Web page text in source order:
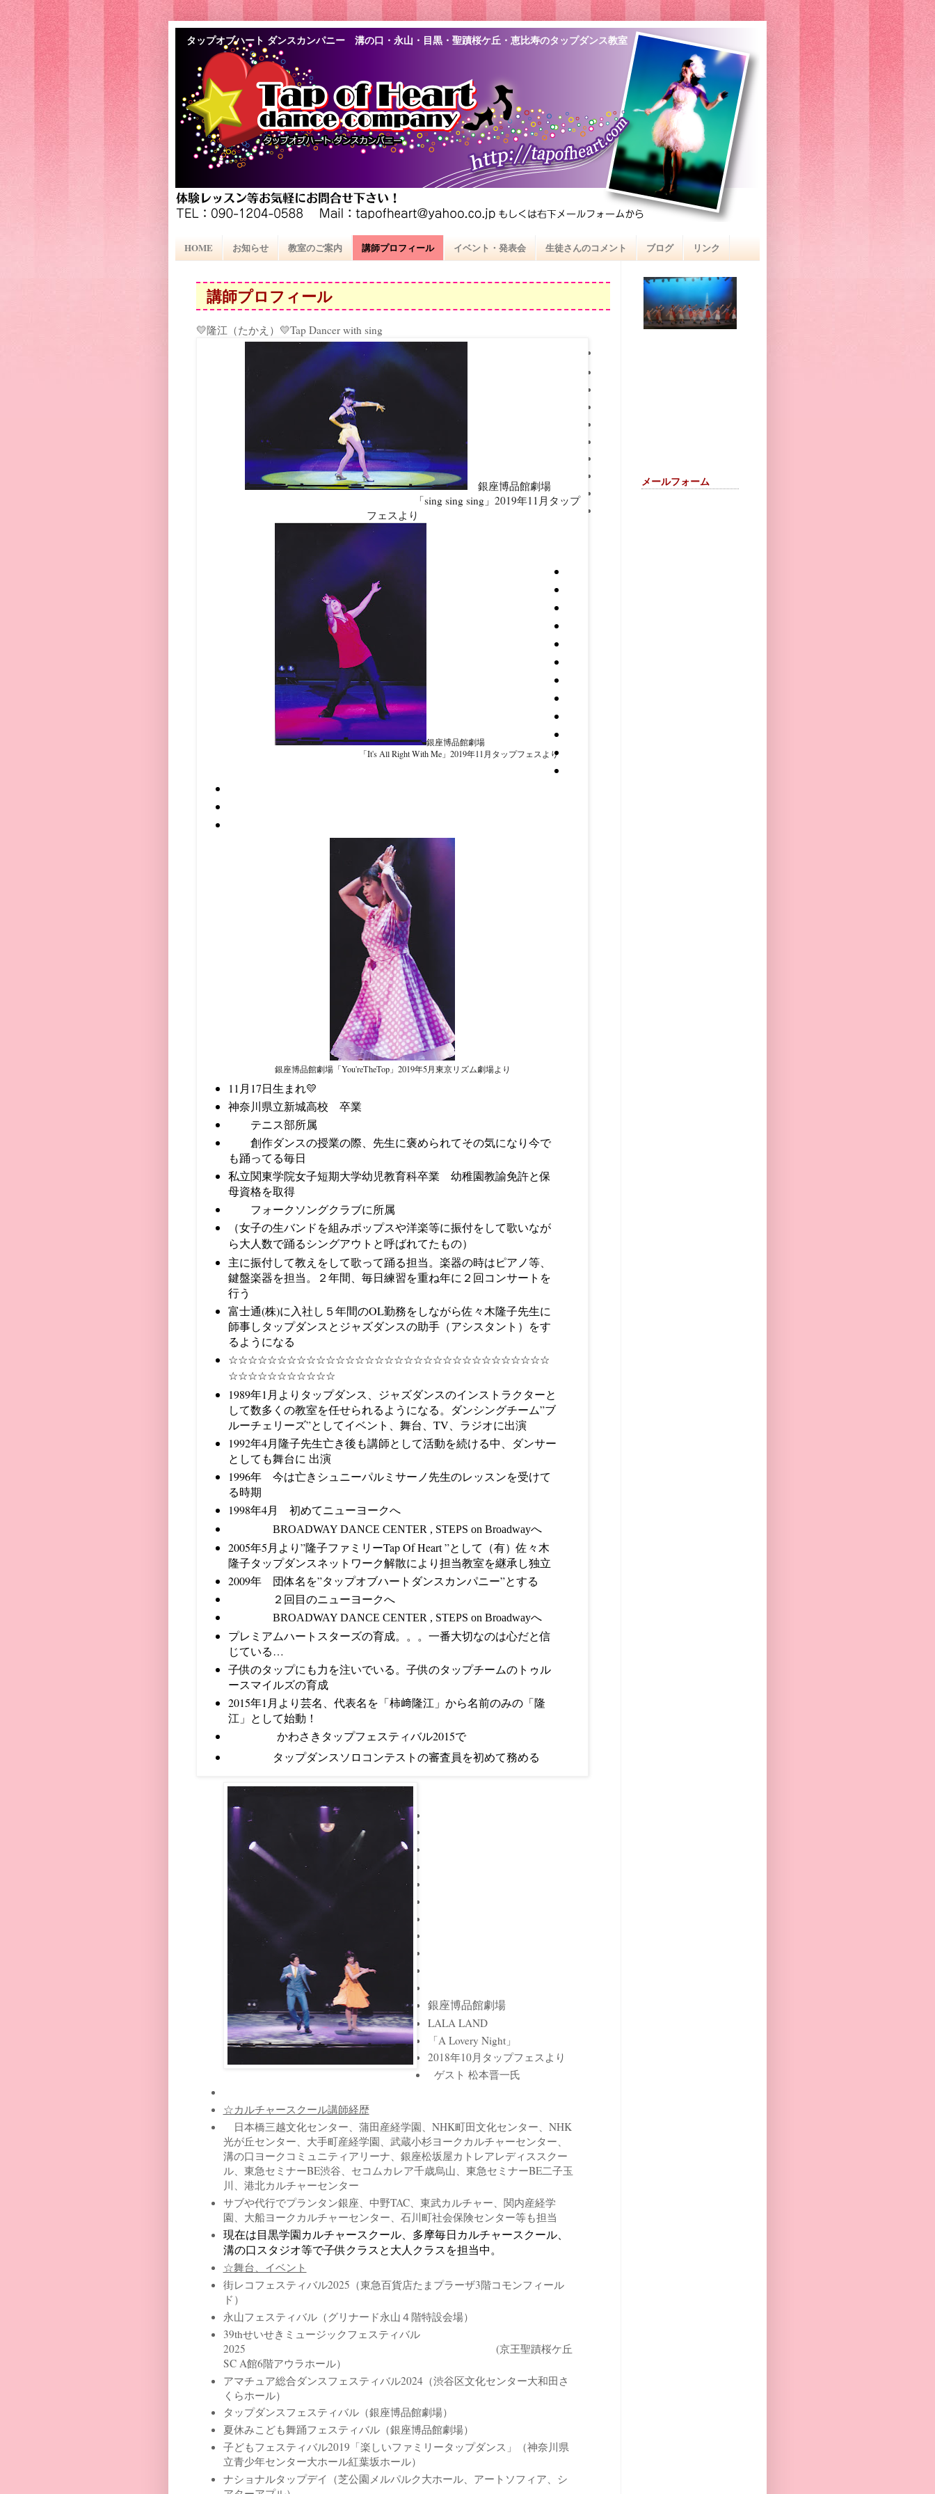
タップオブハート ダンスカンパニー 溝の口・永山・目黒・聖蹟桜ケ丘・恵比寿のタップダンス教室
HOME お知らせ 教室のご案内 講師プロフィール イベント・発表会 生徒さんのコメント ブログ リンク
講師プロフィール
💛隆江（たかえ）💛Tap Dancer with sing
銀座博品館劇場
「sing sing sing」2019年11月タップ
フェスより
銀座博品館劇場
「It's All Right With Me」2019年11月タップフェスより
銀座博品館劇場「You'reTheTop」2019年5月東京リズム劇場より
11月17日生まれ💛
神奈川県立新城高校 卒業
テニス部所属
創作ダンスの授業の際、先生に褒められてその気になり今で
も踊ってる毎日
私立関東学院女子短期大学幼児教育科卒業 幼稚園教諭免許と保
母資格を取得
フォークソングクラブに所属
（女子の生バンドを組みポップスや洋楽等に振付をして歌いなが
ら大人数で踊るシングアウトと呼ばれてたもの）
主に振付して教えをして歌って踊る担当。楽器の時はピアノ等、
鍵盤楽器を担当。２年間、毎日練習を重ね年に２回コンサートを
行う
富士通(株)に入社し５年間のOL勤務をしながら佐々木隆子先生に
師事しタップダンスとジャズダンスの助手（アシスタント）をす
るようになる
☆☆☆☆☆☆☆☆☆☆☆☆☆☆☆☆☆☆☆☆☆☆☆☆☆☆☆☆☆☆☆☆☆
☆☆☆☆☆☆☆☆☆☆☆
1989年1月 よりタップダンス、ジャズダンスのインストラクターと
して数多くの教室を任せられるようになる。 ダンシングチーム”ブ
ルーチェリーズ”としてイベント、舞台、TV、ラジオに出演
1992年4月隆子先生亡き後も講師として活動を続ける中、ダンサー
としても舞台に 出演
1996年 今は亡きシュニーパルミサーノ先生のレッスンを受けて
る時期
1998年4月
初めてニューヨークへ
BROADWAY DANCE CENTER , STEPS on Broadwayへ
2005年5月より”隆子ファミリーTap Of Heart ”として（有）佐々木
隆子タップダンスネットワーク解散により担当教室を継承し独立
2009年 団体名を”タップオブハートダンスカンパニー”とする
２回目のニューヨークへ
BROADWAY DANCE CENTER , STEPS on Broadwayへ
プレミアムハートスターズの育成。。。一番大切なのは心だと信
じている…
子供のタップにも力を注いでいる。子供のタップチームのトゥル
ースマイルズの育成
2015年1月より芸名、代表名を「柿﨑隆江」から名前のみの「隆
江」として始動！
かわさきタップフェスティバル2015で
タップダンスソロコンテストの審査員を初めて務める
銀座博品館劇場
LALA LAND
「A Lovery Night」
2018年10月タップフェスより
ゲスト 松本晋一氏
☆カルチャースクール講師経歴
日本橋三越文化センター、蒲田産経学園、NHK町田文化センター、NHK
光が丘センター、大手町産経学園、武蔵小杉ヨークカルチャーセンター、
溝の口ヨークコミュニティアリーナ、銀座松坂屋カトレアレディススクー
ル、東急セミナーBE渋谷、セコムカレア千歳烏山、東急セミナーBE二子玉
川、港北カルチャーセンター
サブや代行でプランタン銀座、中野TAC、東武カルチャー、関内産経学
園、大船ヨークカルチャーセンター、石川町社会保険センター等も担当
現在は目黒学園カルチャースクール、多摩毎日カルチャースクール、
溝の口スタジオ等で子供クラスと大人クラスを担当中。
☆舞台、イベント
街レコフェスティバル2025（東急百貨店たまプラーザ3階コモンフィール
ド）
永山フェスティバル（グリナード永山４階特設会場）
39thせいせきミュージックフェスティバル
2025 (京王聖蹟桜ケ丘
SC A館6階アウラホール）
アマチュア総合ダンスフェスティバル2024（渋谷区文化センター大和田さ
くらホール）
タップダンスフェスティバル（銀座博品館劇場）
夏休みこども舞踊フェスティバル（銀座博品館劇場）
子どもフェスティバル2019「楽しいファミリータップダンス」（神奈川県
立青少年センター大ホール紅葉坂ホール）
ナショナルタップデイ（芝公園メルパルク大ホール、アートソフィア、シ
メールフォーム